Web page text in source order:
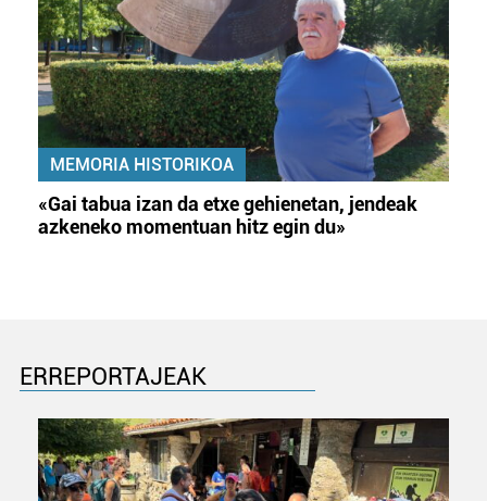
MEMORIA HISTORIKOA
«Gai tabua izan da etxe gehienetan, jendeak
azkeneko momentuan hitz egin du»
ERREPORTAJEAK